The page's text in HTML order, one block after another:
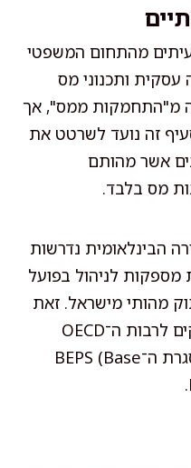
9א חורג לעיתים מהתחום המשפטי
ותכנוני מס
מ"התחמקות ממס", אך
זה נועד לשרטט את
אשר מהותם
מס בלבד.
הבינלאומית נדרשות
מספקות לניהול בפועל
מהותי מישראל. זאת
במסגרת הסטנדרטים המתחזקים לרבות ה־OECD
והמטלות הגוברות לדיווח במסגרת ה־BEPS (Base